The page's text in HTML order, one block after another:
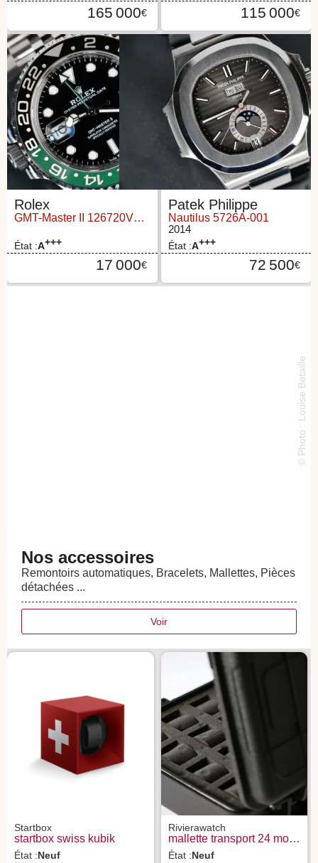
165 000€
Rolex
GMT-Master II 126720VTNR
État :A+++
17 000€
115 000€
Patek Philippe
Nautilus 5726A-001
2014
État :A+++
72 500€
© Photo : Louise Betaille
Startbox
startbox swiss kubik
État :Neuf
Rivierawatch
mallette transport 24 montres rvierawatch
État :Neuf
Nos accessoires
Remontoirs automatiques, Bracelets, Mallettes, Pièces
détachées ...
Voir